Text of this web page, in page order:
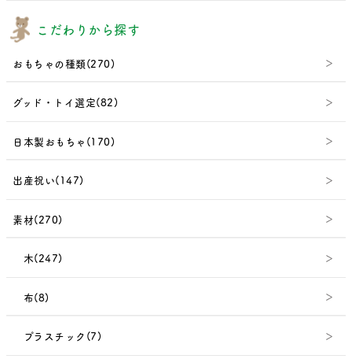
こだわりから探す
おもちゃの種類(270)
グッド・トイ選定(82)
日本製おもちゃ(170)
出産祝い(147)
素材(270)
木(247)
布(8)
プラスチック(7)